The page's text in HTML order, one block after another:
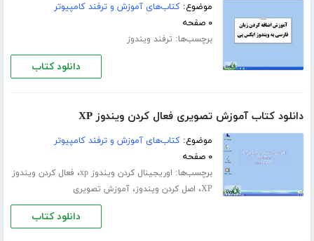
موضوع:کتاب‌های آموزش و ترفند کامپیوتر
۰ صفحه
برچسب‌ها: ترفند ویندوز
دانلود کتاب
دانلود کتاب آموزش تصویری فعال کردن ویندوز XP
موضوع:کتاب‌های آموزش و ترفند کامپیوتر
۰ صفحه
برچسب‌ها: اوریجینال کردن ویندوز xp ، فعال کردن ویندوز
XP، اصل کردن ویندوز،آموزش تصویری
دانلود کتاب